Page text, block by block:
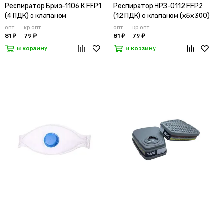
Респиратор Бриз-1106 К FFP1
(4 ПДК) с клапаном
опт
81 ₽
кр.опт
79 ₽
В корзину
Респиратор НРЗ-0112 FFP2
(12 ПДК) с клапаном (х5х300)
опт
81 ₽
кр.опт
79 ₽
В корзину